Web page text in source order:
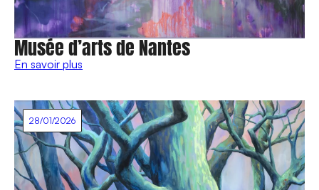
Musée d’arts de Nantes
En savoir plus
28/01/2026